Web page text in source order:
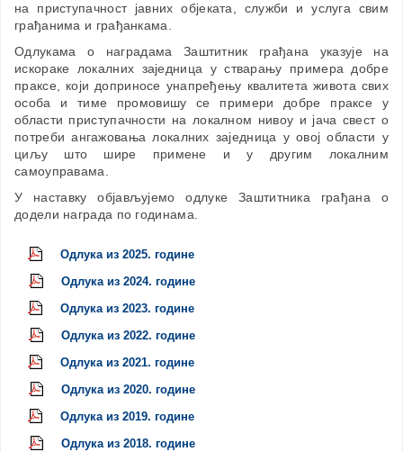
на приступачност јавних објеката, служби и услуга свим
грађанима и грађанкама.
Одлукама о наградама Заштитник грађана указује на
искораке локалних заједница у стварању примера добре
праксе, који доприносе унапређењу квалитета живота свих
особа и тиме промовишу се примери добре праксе у
области приступачности на локалном нивоу и јача свест о
потреби ангажовања локалних заједница у овој области у
циљу што шире примене и у другим локалним
самоуправама.
У наставку објављујемо одлуке Заштитника грађана о
додели награда по годинама.
Одлука из 2025. године
Одлука из 2024. године
Одлука из 2023. године
Одлука из 2022. године
Одлука из 2021. године
Одлука из 2020. године
Одлука из 2019. године
Одлука из 2018. године